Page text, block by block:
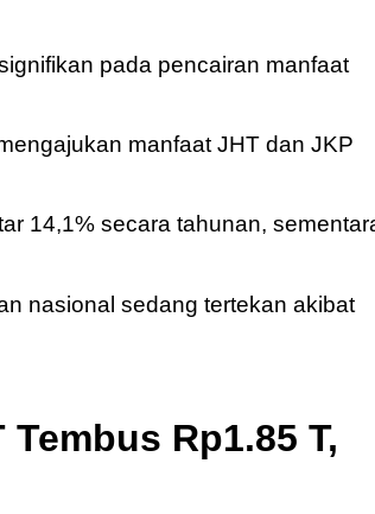
pada pencairan manfaat
manfaat JHT dan JKP
14,1% secara tahunan,
nasional sedang tertekan akibat
Rp1.85 T,